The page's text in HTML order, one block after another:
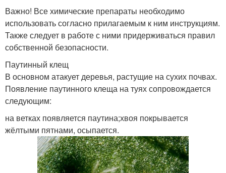
Важно! Все химические препараты необходимо
использовать согласно прилагаемым к ним инструкциям.
Также следует в работе с ними придерживаться правил
собственной безопасности.
Паутинный клещ
В основном атакует деревья, растущие на сухих почвах.
Появление паутинного клеща на туях сопровождается
следующим:
на ветках появляется паутина;хвоя покрывается
жёлтыми пятнами, осыпается.